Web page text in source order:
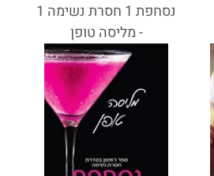
נסחפת 1 חסרת נשימה 1
- מליסה טופן